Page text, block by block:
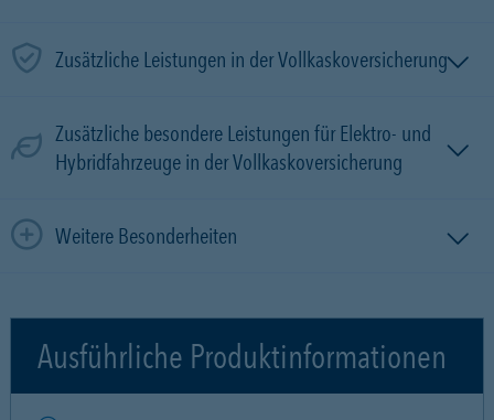
Zusätzliche Leistungen in der Vollkaskoversicherung
Zusätzliche besondere Leistungen für Elektro- und
Hybridfahrzeuge in der Vollkaskoversicherung
Weitere Besonderheiten
Ausführliche Produktinformationen